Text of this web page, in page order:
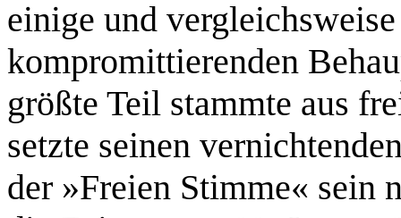
einige und
kompromittierenden
größte Teil stammte aus
setzte seinen
der »Freien Stimme« sein